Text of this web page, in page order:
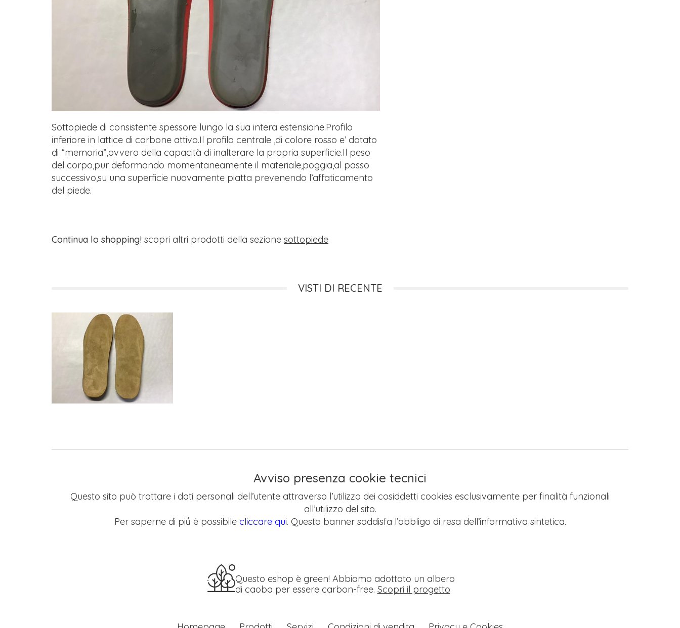
Sottopiede di consistente spessore lungo la sua intera estensione.Profilo
inferiore in lattice di carbone attivo.Il profilo centrale ,di colore rosso e’ dotato
di “memoria”,ovvero della capacità di inalterare la propria superficie.Il peso
del corpo,pur deformando momentaneamente il materiale,poggia,al passo
successivo,su una superficie nuovamente piatta prevenendo l’affaticamento
del piede.
Continua lo shopping! scopri altri prodotti della sezione sottopiede
VISTI DI RECENTE
Avviso presenza cookie tecnici
Questo sito può trattare i dati personali dell’utente attraverso l’utilizzo dei cosiddetti cookies esclusivamente per finalità funzionali
all’utilizzo del sito.
Per saperne di più̀ è possibile cliccare qui. Questo banner soddisfa l’obbligo di resa dell’informativa sintetica.
Questo eshop è green! Abbiamo adottato un albero
di caoba per essere carbon-free. Scopri il progetto